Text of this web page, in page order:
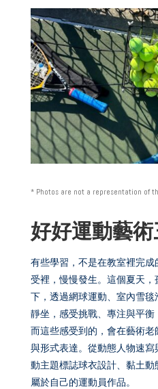
* Photos are not a representation of
好好運動藝
有些學習，不是在教室裡完
受裡，慢慢發生。這個夏天
下，透過網球運動、室內雪
靜坐，感受挑戰、專注與平衡
而這些感受到的，會在藝術
與形式表達。從動態人物速寫
動主題標誌球衣設計、 黏土動
屬於自己的運動員作品。